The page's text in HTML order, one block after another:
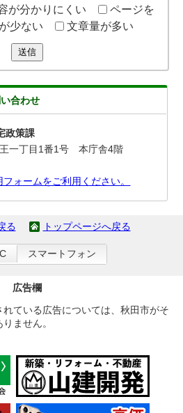
が分かりにくい
ページを
少ない 文章量が多い
送信
合わせ
政策課
一丁目1番1号 本庁舎4階
ォームをご利用ください。
る トップページへ戻る
スマートフォン
広告欄
ている広告については、秋田市がそ
ません。